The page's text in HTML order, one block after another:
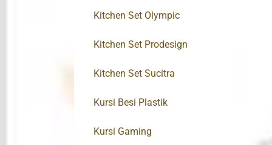
Kitchen Set Olympic
Kitchen Set Prodesign
Kitchen Set Sucitra
Kursi Besi Plastik
Kursi Gaming